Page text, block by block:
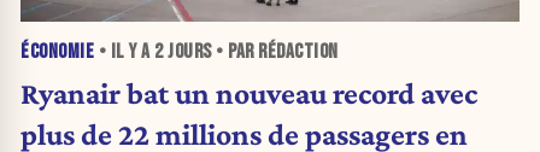
ÉCONOMIE • IL Y A 2 JOURS• PAR RÉDACTION
Ryanair bat un nouveau record avec
plus de 22 millions de passagers en